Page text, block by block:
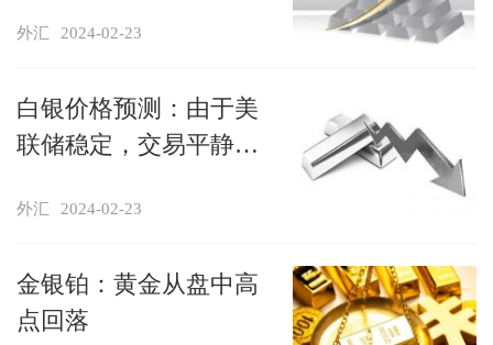
线仍有下行风险！
外汇 2024-02-23
白银价格预测：由于美
联储稳定，交易平静，
外汇 2024-02-23
金银铂：黄金从盘中高
点回落